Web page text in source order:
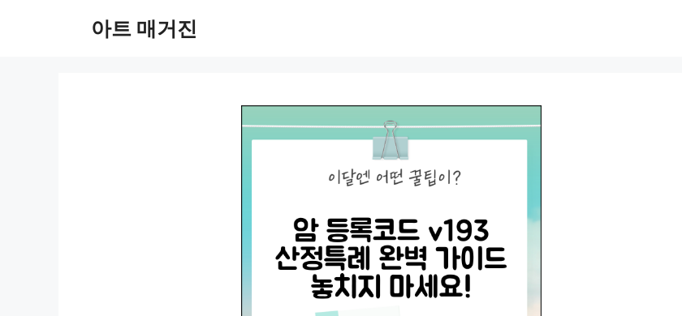
아트 매거진